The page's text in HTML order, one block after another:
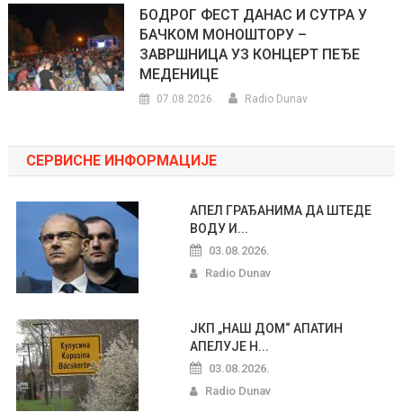
БОДРОГ ФЕСТ ДАНАС И СУТРА У
БАЧКОМ МОНОШТОРУ –
ЗАВРШНИЦА УЗ КОНЦЕРТ ПЕЂЕ
МЕДЕНИЦЕ
07.08.2026. Radio Dunav
СЕРВИСНЕ ИНФОРМАЦИЈЕ
АПЕЛ ГРАЂАНИМА ДА ШТЕДЕ
ВОДУ И...
03.08.2026.
Radio Dunav
ЈКП „НАШ ДОМ“ АПАТИН
АПЕЛУЈЕ Н...
03.08.2026.
Radio Dunav